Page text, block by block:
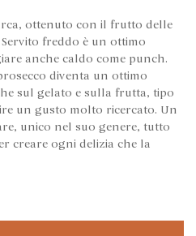
ottenuto con il frutto delle
freddo è un ottimo
anche caldo come punch.
diventa un ottimo
sul gelato e sulla frutta, tipo
un gusto molto ricercato. Un
unico nel suo genere, tutto
creare ogni delizia che la